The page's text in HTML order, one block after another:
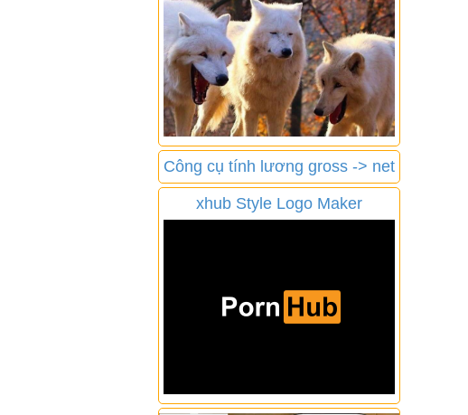
Công cụ tính lương gross -> net
xhub Style Logo Maker